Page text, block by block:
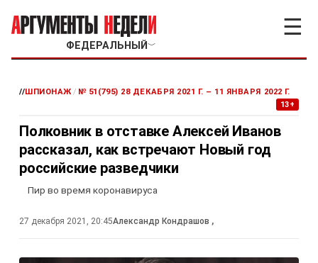
ФЕДЕРАЛЬНЫЙ ﹀
☰
//ШПИОНАЖ / № 51(795) 28 ДЕКАБРЯ 2021 Г. – 11 ЯНВАРЯ 2022 Г.
13+
Полковник в отставке Алексей Иванов
рассказал, как встречают Новый год
российские разведчики
Пир во время коронавируса
27 декабря 2021, 20:45Александр Кондрашов ,